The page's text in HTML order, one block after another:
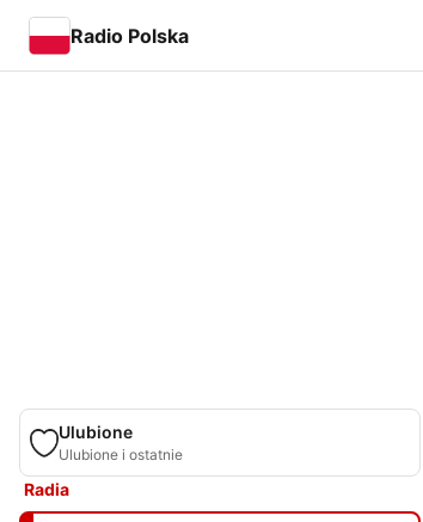
Radio Polska
Ulubione
Ulubione i ostatnie
Radia